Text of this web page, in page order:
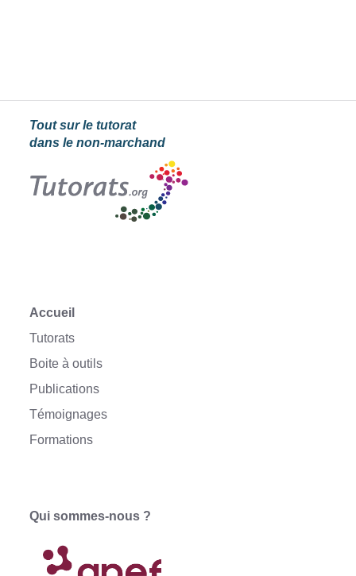
Tout sur le tutorat
dans le non-marchand
Accueil
Tutorats
Boite à outils
Publications
Témoignages
Formations
Qui sommes-nous ?